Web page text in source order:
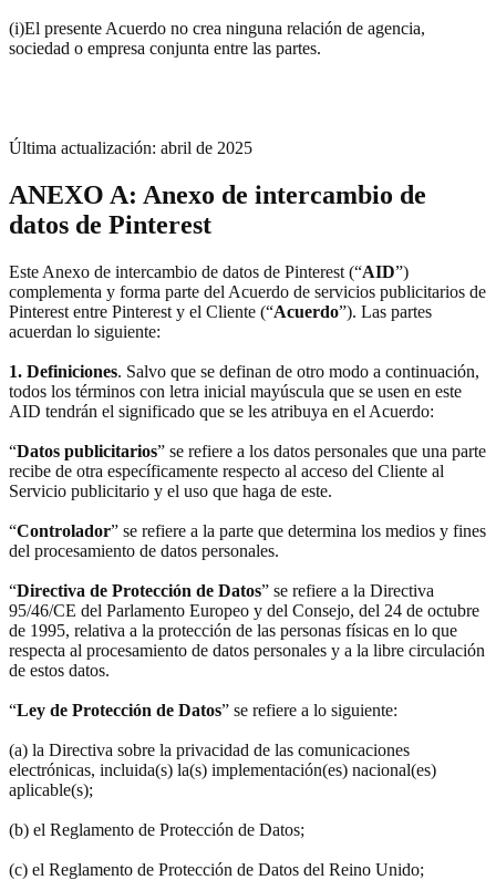
(i)El presente Acuerdo no crea ninguna relación de agencia,
sociedad o empresa conjunta entre las partes.
Última actualización: abril de 2025
ANEXO A: Anexo de intercambio de
datos de Pinterest
Este Anexo de intercambio de datos de Pinterest (“AID”)
complementa y forma parte del Acuerdo de servicios publicitarios de
Pinterest entre Pinterest y el Cliente (“Acuerdo”). Las partes
acuerdan lo siguiente:
1. Definiciones. Salvo que se definan de otro modo a continuación,
todos los términos con letra inicial mayúscula que se usen en este
AID tendrán el significado que se les atribuya en el Acuerdo:
“Datos publicitarios” se refiere a los datos personales que una parte
recibe de otra específicamente respecto al acceso del Cliente al
Servicio publicitario y el uso que haga de este.
“Controlador” se refiere a la parte que determina los medios y fines
del procesamiento de datos personales.
“Directiva de Protección de Datos” se refiere a la Directiva
95/46/CE del Parlamento Europeo y del Consejo, del 24 de octubre
de 1995, relativa a la protección de las personas físicas en lo que
respecta al procesamiento de datos personales y a la libre circulación
de estos datos.
“Ley de Protección de Datos” se refiere a lo siguiente:
(a) la Directiva sobre la privacidad de las comunicaciones
electrónicas, incluida(s) la(s) implementación(es) nacional(es)
aplicable(s);
(b) el Reglamento de Protección de Datos;
(c) el Reglamento de Protección de Datos del Reino Unido;